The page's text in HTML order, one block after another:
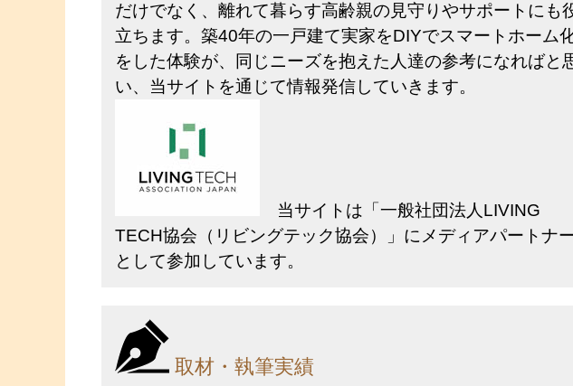
だけでなく、離れて暮らす高齢親の見守りやサポートにも
立ちます。築40年の一戸建て実家をDIYでスマートホーム
をした体験が、同じニーズを抱えた人達の参考になればと
い、当サイトを通じて情報発信していきます。
当サイトは 「一般社団法人LIVING
TECH協会（リビングテック協会）」 にメディアパートナ
として参加しています。
取材・執筆実績